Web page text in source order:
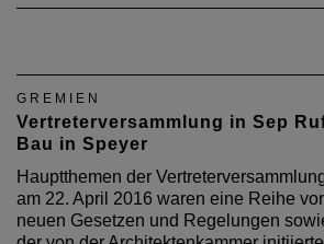
GREMIEN
Vertreterversammlung in Sep
Bau in Speyer
Hauptthemen der
am 22. April 2016 waren eine Reihe
neuen Gesetzen und Regelungen